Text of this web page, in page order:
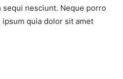
nesciunt. Neque porro
quia dolor sit amet